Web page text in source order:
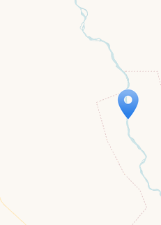
Travelers' Map wird
Wenn du dies siehst, nachdem deine Seite
fehlen leafletJS-